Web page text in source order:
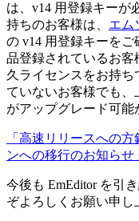
は、v14 用登録キーが
持ちのお客様は、 エム
の v14 用登録キーを
品登録されているお客
久ライセンスをお持
ていないお客様でも
がアップグレード可能
「高速リリースへの
ンへの移行のお知らせ
今後も EmEditor を引
ぞよろしくお願い申し